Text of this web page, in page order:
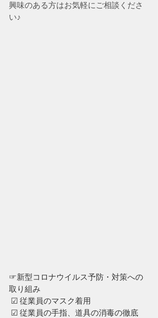
興味のある方はお気軽にご相談くださ
い♪
☞新型コロナウイルス予防・対策への
取り組み
☑︎ 従業員のマスク着用
☑︎ ︎従業員の手指、道具の消毒の徹底